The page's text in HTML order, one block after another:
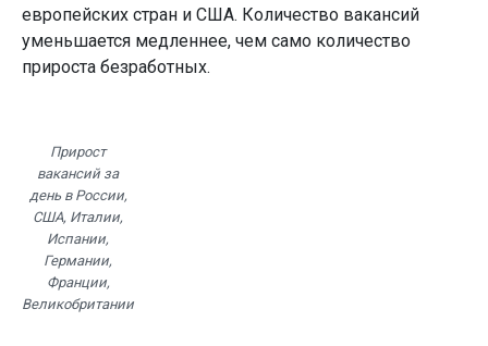
европейских стран и США. Количество вакансий
уменьшается медленнее, чем само количество
прироста безработных.
Прирост
вакансий за
день в России,
США, Италии,
Испании,
Германии,
Франции,
Великобритании